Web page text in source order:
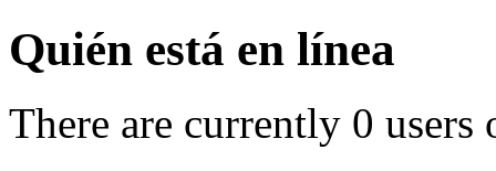
Quién está en línea
There are currently 0 users